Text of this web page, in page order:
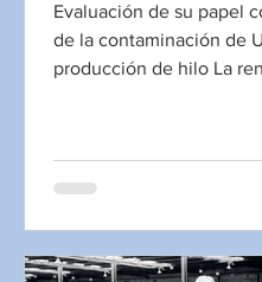
Evaluación de su papel
de la contaminación de
producción de hilo La